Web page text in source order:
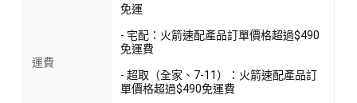
運費
免運
- 宅配：火箭速配產品訂單價格超過$490
免運費
- 超取（全家、7-11）：火箭速配產品訂
單價格超過$490免運費